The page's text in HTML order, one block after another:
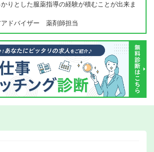
りとした服薬指導の経験が積むことが出来ま
アドバイザー 薬剤師担当